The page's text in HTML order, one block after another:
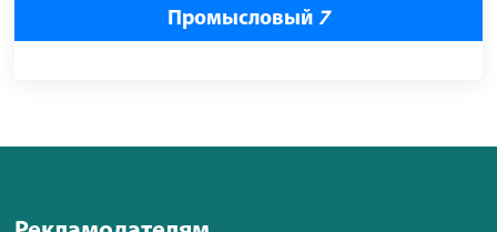
Промысловый 7